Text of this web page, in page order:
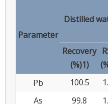
Parameter
Distilled
Recovery
(%)1)
Pb
100.5
As
99.8